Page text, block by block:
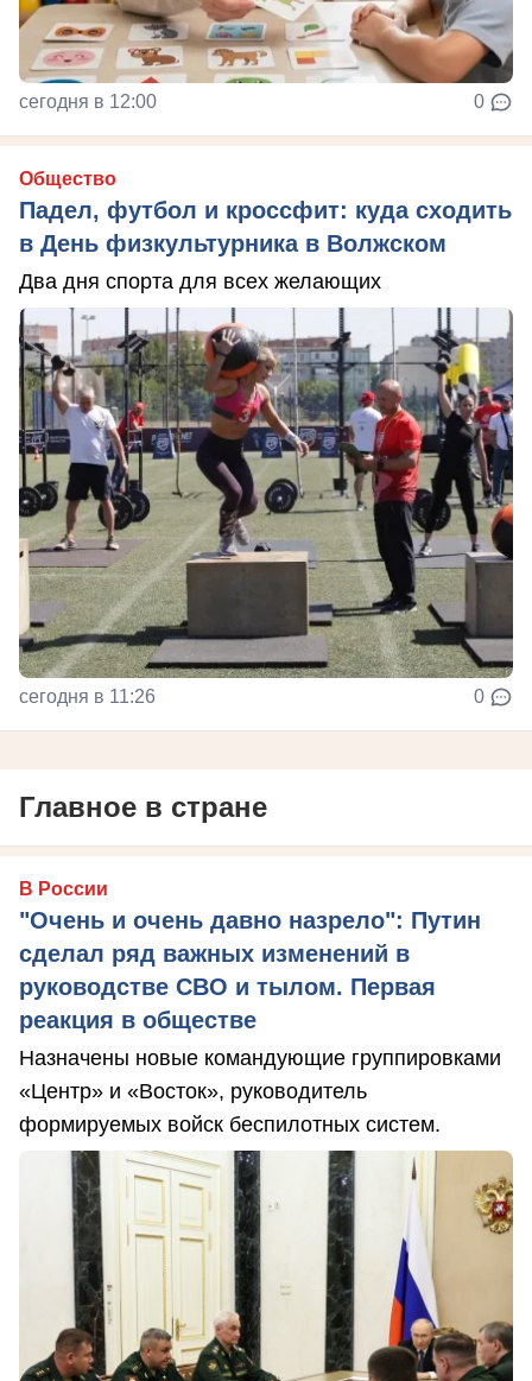
сегодня в 12:00 0
Общество
Падел, футбол и кроссфит: куда сходить
в День физкультурника в Волжском
Два дня спорта для всех желающих
сегодня в 11:26 0
Главное в стране
В России
"Очень и очень давно назрело": Путин
сделал ряд важных изменений в
руководстве СВО и тылом. Первая
реакция в обществе
Назначены новые командующие группировками
«Центр» и «Восток», руководитель
формируемых войск беспилотных систем.